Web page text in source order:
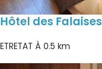
Hôtel des Falaises
ETRETAT À 0.5 km